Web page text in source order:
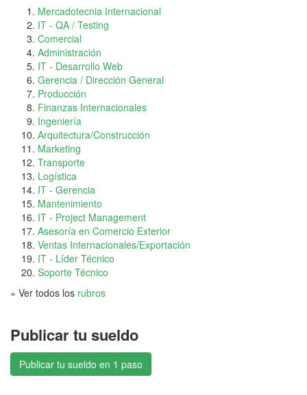
Mercadotecnia Internacional
IT - QA / Testing
Comercial
Administración
IT - Desarrollo Web
Gerencia / Dirección General
Producción
Finanzas Internacionales
Ingeniería
Arquitectura/Construcción
Marketing
Transporte
Logística
IT - Gerencia
Mantenimiento
IT - Project Management
Asesoría en Comercio Exterior
Ventas Internacionales/Exportación
IT - Líder Técnico
Soporte Técnico
» Ver todos los rubros
Publicar tu sueldo
Publicar tu sueldo en 1 paso